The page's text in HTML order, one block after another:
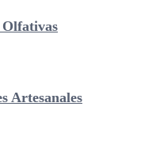
Artesanales